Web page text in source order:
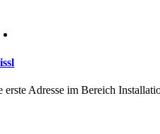
erste Adresse im Bereich